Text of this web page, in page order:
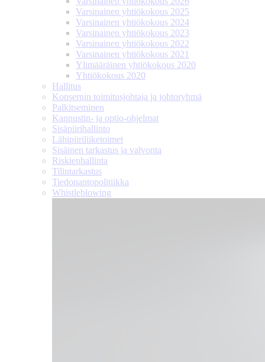
Varsinainen yhtiökokous 2025
Varsinainen yhtiökokous 2024
Varsinainen yhtiökokous 2023
Varsinainen yhtiökokous 2022
Varsinainen yhtiökokous 2021
Ylimääräinen yhtiökokous 2020
Yhtiökokous 2020
Hallitus
Konsernin toimitusjohtaja ja johtoryhmä
Palkitseminen
Kannustin- ja optio-ohjelmat
Sisäpiirihallinto
Lähipiiri­liiketoimet
Sisäinen tarkastus ja valvonta
Riskienhallinta
Tilintarkastus
Tiedonanto­politiikka
Whistleblowing